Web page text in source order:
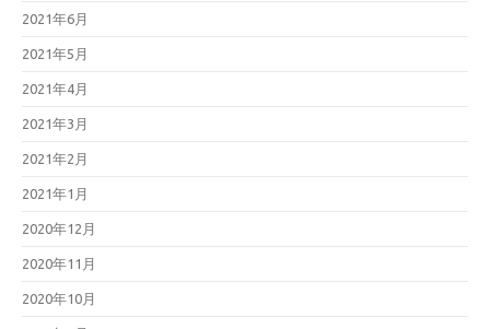
2021年6月
2021年5月
2021年4月
2021年3月
2021年2月
2021年1月
2020年12月
2020年11月
2020年10月